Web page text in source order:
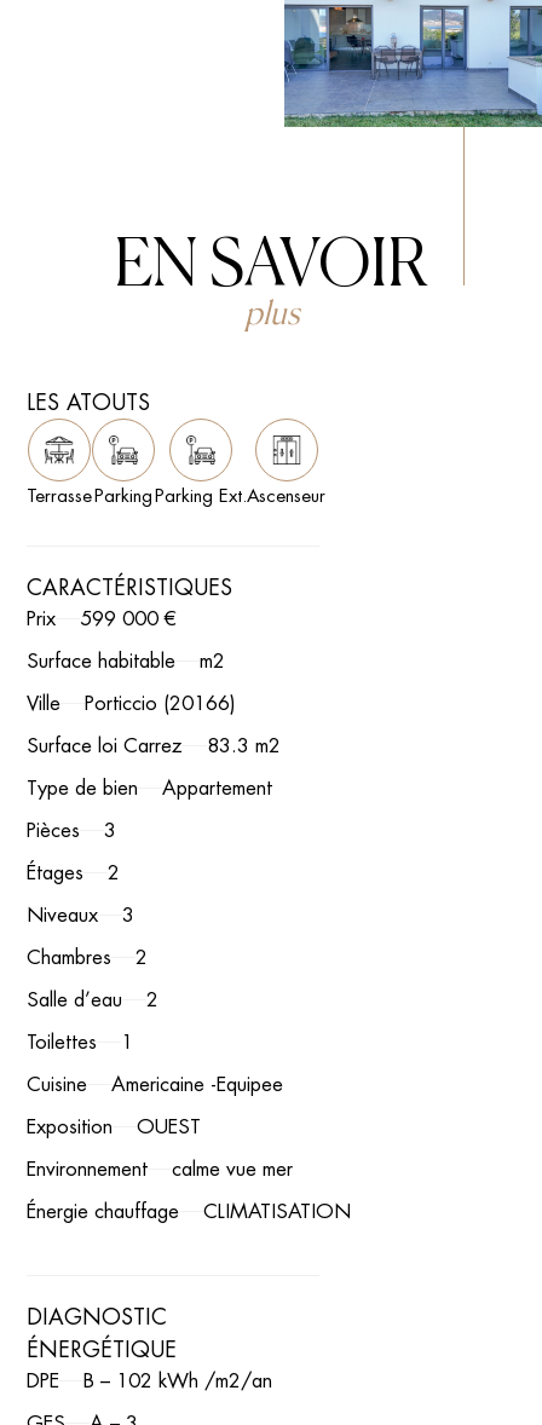
EN SAVOIR
plus
LES ATOUTS
TerrasseParkingParking Ext.Ascenseur
CARACTÉRISTIQUES
Prix
599 000 €
Surface habitable
m2
Ville
Porticcio (20166)
Surface loi Carrez
83.3 m2
Type de bien
Appartement
Pièces
3
Étages
2
Niveaux
3
Chambres
2
Salle d’eau
2
Toilettes
1
Cuisine
Americaine -Equipee
Exposition
OUEST
Environnement
calme vue mer
Énergie chauffage
CLIMATISATION
DIAGNOSTIC
ÉNERGÉTIQUE
DPE
B – 102 kWh /m2/an